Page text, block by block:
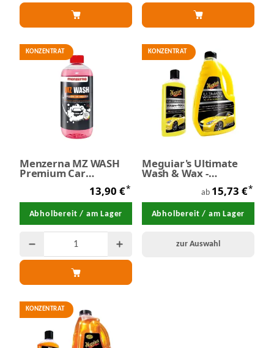
KONZENTRAT
Menzerna MZ WASH
Premium Car
13,90 €*
Abholbereit / am Lager
KONZENTRAT
Meguiar's Ultimate
Wash & Wax -
ab 15,73 €*
Abholbereit / am Lager
zur Auswahl
KONZENTRAT